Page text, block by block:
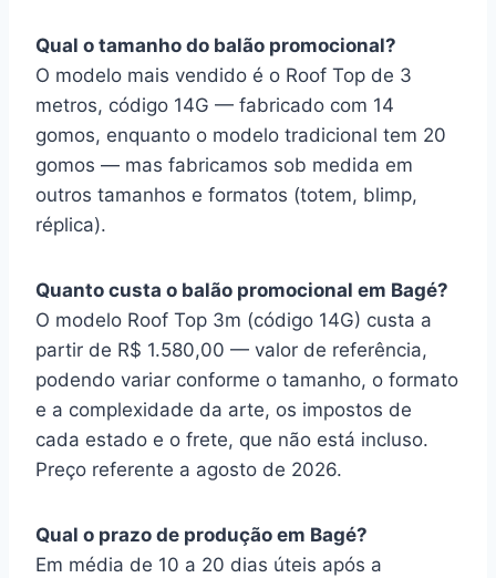
Qual o tamanho do balão promocional?
O modelo mais vendido é o Roof Top de 3
metros, código 14G — fabricado com 14
gomos, enquanto o modelo tradicional tem 20
gomos — mas fabricamos sob medida em
outros tamanhos e formatos (totem, blimp,
réplica).
Quanto custa o balão promocional em Bagé?
O modelo Roof Top 3m (código 14G) custa a
partir de R$ 1.580,00 — valor de referência,
podendo variar conforme o tamanho, o formato
e a complexidade da arte, os impostos de
cada estado e o frete, que não está incluso.
Preço referente a agosto de 2026.
Qual o prazo de produção em Bagé?
Em média de 10 a 20 dias úteis após a